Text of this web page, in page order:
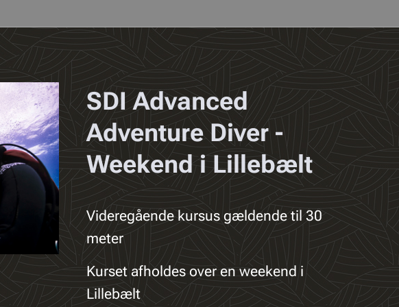
SDI Advanced
Adventure Diver -
Weekend i Lillebælt
Videregående kursus gældende til 30
meter
Kurset afholdes over en weekend i
Lillebælt